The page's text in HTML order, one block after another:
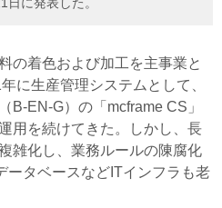
に発表した。
の着色および加工を主事業と
に生産管理システムとして、
B-EN-G）の「mcframe CS」
用を続けてきた。しかし、長
雑化し、業務ルールの陳腐化
ータベースなどITインフラも老